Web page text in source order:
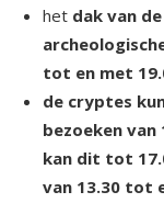
het dak van
tot en met
de cryptes
bezoeken
kan dit tot
van 13.30 tot